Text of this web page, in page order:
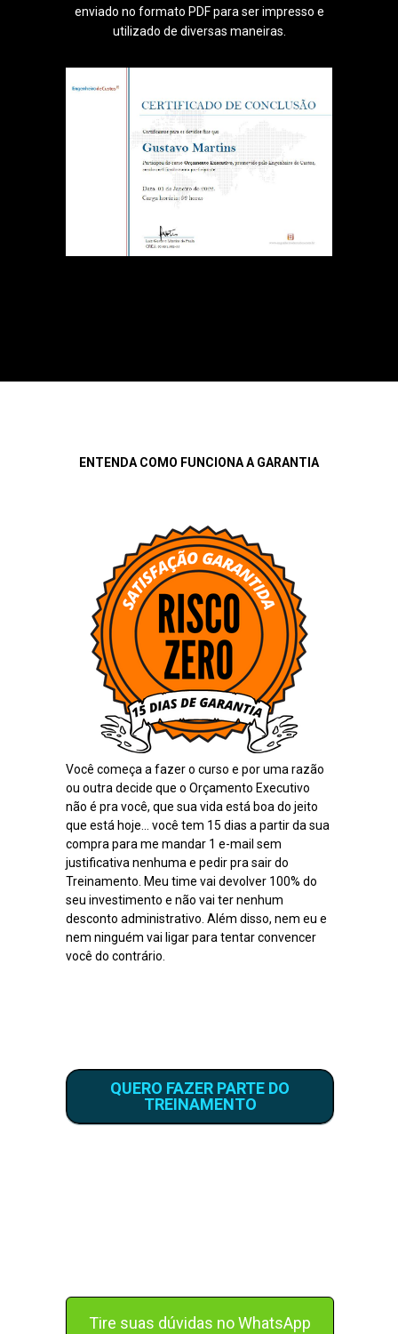
enviado no formato PDF para ser impresso e
utilizado de diversas maneiras.
ENTENDA COMO FUNCIONA A GARANTIA
Você começa a fazer o curso e por uma razão
ou outra decide que o Orçamento Executivo
não é pra você, que sua vida está boa do jeito
que está hoje... você tem 15 dias a partir da sua
compra para me mandar 1 e-mail sem
justificativa nenhuma e pedir pra sair do
Treinamento. Meu time vai devolver 100% do
seu investimento e não vai ter nenhum
desconto administrativo. Além disso, nem eu e
nem ninguém vai ligar para tentar convencer
você do contrário.
QUERO FAZER PARTE DO
TREINAMENTO
Tire suas dúvidas no WhatsApp